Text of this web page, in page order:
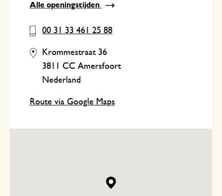
Alle openingstijden
00 31 33 461 25 88
Krommestraat 36
3811 CC Amersfoort
Nederland
Route via Google Maps